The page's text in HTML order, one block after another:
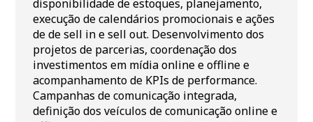
disponibilidade de estoques, planejamento,
execução de calendários promocionais e ações
de de sell in e sell out. Desenvolvimento dos
projetos de parcerias, coordenação dos
investimentos em mídia online e offline e
acompanhamento de KPIs de performance.
Campanhas de comunicação integrada,
definição dos veículos de comunicação online e